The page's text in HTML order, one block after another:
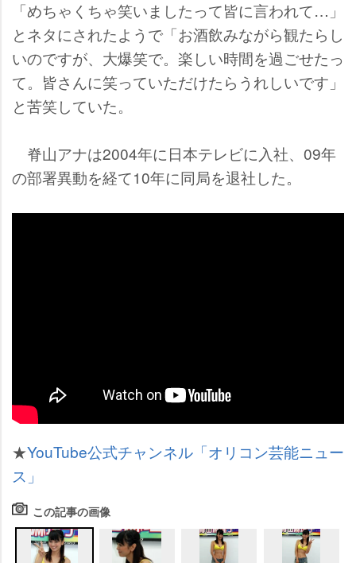
「めちゃくちゃ笑いましたって皆に言われて…」
とネタにされたようで「お酒飲みながら観たらし
いのですが、大爆笑で。楽しい時間を過ごせたっ
て。皆さんに笑っていただけたらうれしいです」
と苦笑していた。
脊山アナは2004年に日本テレビに入社、09年
の部署異動を経て10年に同局を退社した。
★YouTube公式チャンネル「オリコン芸能ニュー
ス」
この記事の画像